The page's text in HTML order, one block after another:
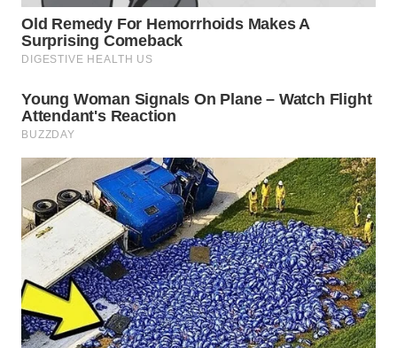
WN
SUKABUMI
WN
PURWAKARTA
WN
PRIANGAN
TIMUR
WN
SEMARANG
WN
SOLO